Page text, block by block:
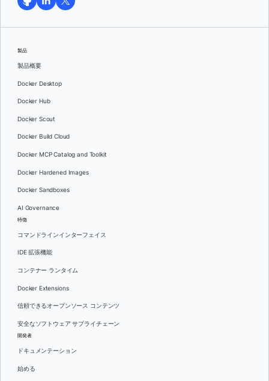
製品
製品概要
Docker Desktop
Docker Hub
Docker Scout
Docker Build Cloud
Docker MCP Catalog and Toolkit
Docker Hardened Images
Docker Sandboxes
AI Governance
特徴
コマンドラインインターフェイス
IDE 拡張機能
コンテナー ランタイム
Docker Extensions
信頼できるオープンソース コンテンツ
安全なソフトウェア サプライチェーン
開発者
ドキュメンテーション
始める